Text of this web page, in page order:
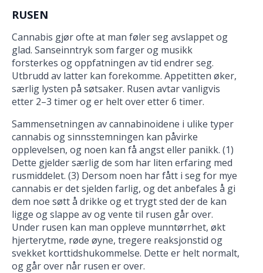
RUSEN
Cannabis gjør ofte at man føler seg avslappet og
glad. Sanseinntryk som farger og musikk
forsterkes og oppfatningen av tid endrer seg.
Utbrudd av latter kan forekomme. Appetitten øker,
særlig lysten på søtsaker. Rusen avtar vanligvis
etter 2–3 timer og er helt over etter 6 timer.
Sammensetningen av cannabinoidene i ulike typer
cannabis og sinnsstemningen kan påvirke
opplevelsen, og noen kan få angst eller panikk. (1)
Dette gjelder særlig de som har liten erfaring med
rusmiddelet. (3) Dersom noen har fått i seg for mye
cannabis er det sjelden farlig, og det anbefales å gi
dem noe søtt å drikke og et trygt sted der de kan
ligge og slappe av og vente til rusen går over.
Under rusen kan man oppleve munntørrhet, økt
hjerterytme, røde øyne, tregere reaksjonstid og
svekket korttidshukommelse. Dette er helt normalt,
og går over når rusen er over.